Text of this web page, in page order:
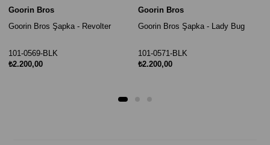
Goorin Bros
Goorin Bros Şapka - Revolter
101-0569-BLK
₺2.200,00
Goorin Bros
Goorin Bros Şapka - Lady Bug
101-0571-BLK
₺2.200,00